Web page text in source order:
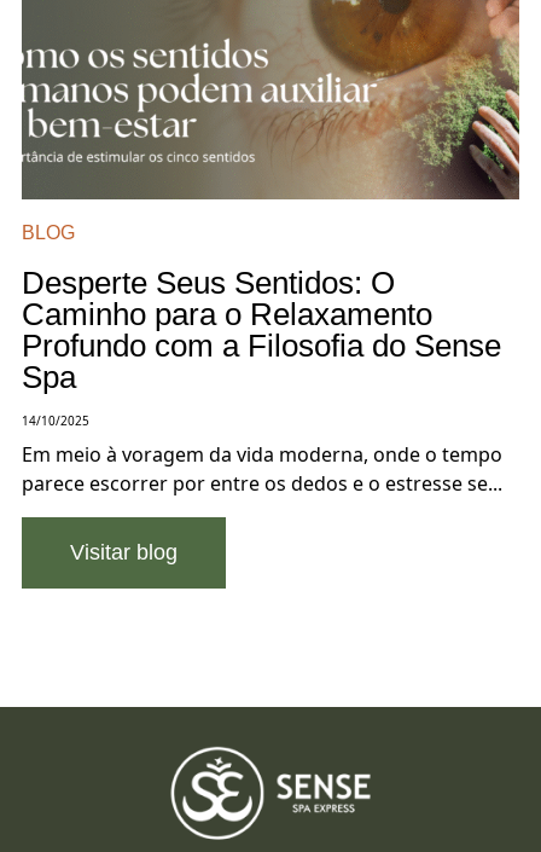
BLOG
Desperte Seus Sentidos: O
Caminho para o Relaxamento
Profundo com a Filosofia do Sense
Spa
14/10/2025
Em meio à voragem da vida moderna, onde o tempo
parece escorrer por entre os dedos e o estresse se...
Visitar blog